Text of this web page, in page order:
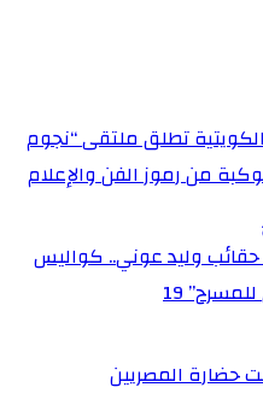
الكويتية تطلق ملتقى “نجوم
من رموز الفن والإعلام
وليد عوني.. كواليس
19
حضارة المصريين